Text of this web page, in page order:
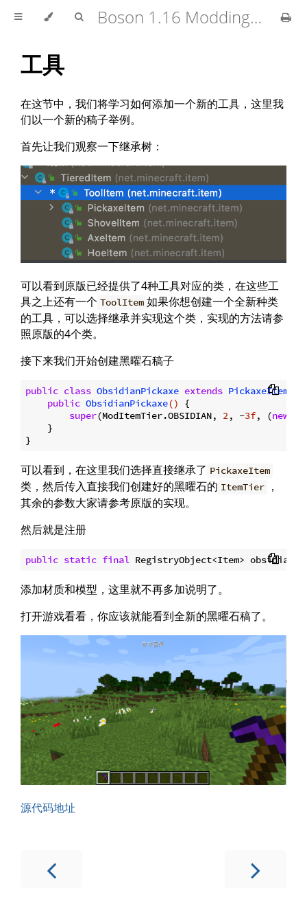
Boson 1.16 Modding Tutorial
工具
在这节中，我们将学习如何添加一个新的工具，这里我
们以一个新的稿子举例。
首先让我们观察一下继承树：
可以看到原版已经提供了4种工具对应的类，在这些工
具之上还有一个 ToolItem 如果你想创建一个全新种类
的工具，可以选择继承并实现这个类，实现的方法请参
照原版的4个类。
接下来我们开始创建黑曜石稿子
public class ObsidianPickaxe extends PickaxeItem
public ObsidianPickaxe()
{
super(ModItemTier.OBSIDIAN, 2, -3f, (new
    }
可以看到，在这里我们选择直接继承了 PickaxeItem
类，然后传入直接我们创建好的黑曜石的 ItemTier
，
其余的参数大家请参考原版的实现。
然后就是注册
public static final RegistryObject<Item>
添加材质和模型，这里就不再多加说明了。
打开游戏看看，你应该就能看到全新的黑曜石稿了。
源代码地址